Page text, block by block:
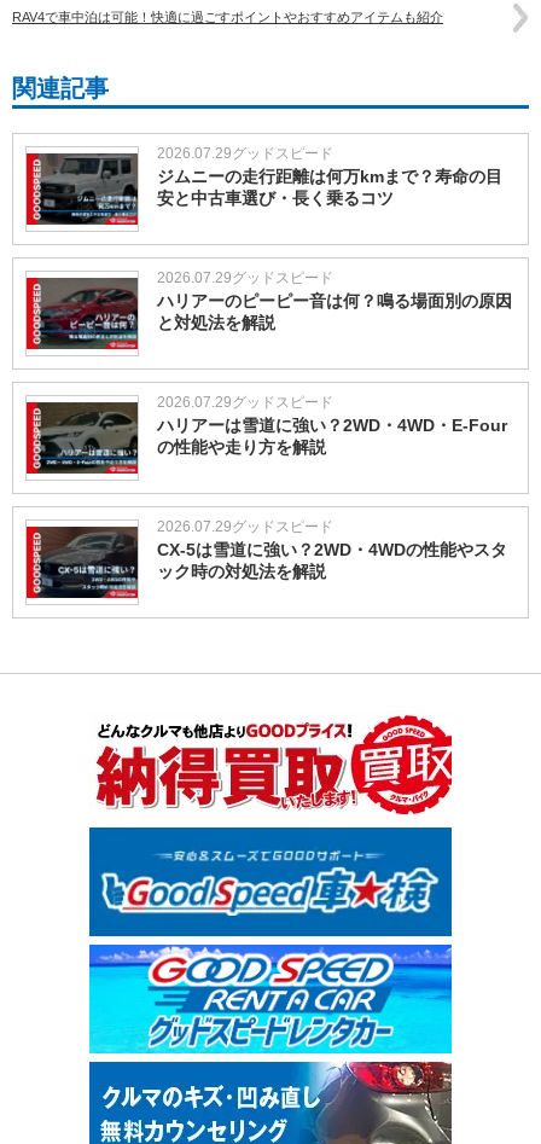
RAV4で車中泊は可能！快適に過ごすポイントやおすすめアイテムも紹介
関連記事
2026.07.29グッドスピード
ジムニーの走行距離は何万kmまで？寿命の目
安と中古車選び・長く乗るコツ
2026.07.29グッドスピード
ハリアーのピーピー音は何？鳴る場面別の原因
と対処法を解説
2026.07.29グッドスピード
ハリアーは雪道に強い？2WD・4WD・E-Four
の性能や走り方を解説
2026.07.29グッドスピード
CX-5は雪道に強い？2WD・4WDの性能やスタ
ック時の対処法を解説